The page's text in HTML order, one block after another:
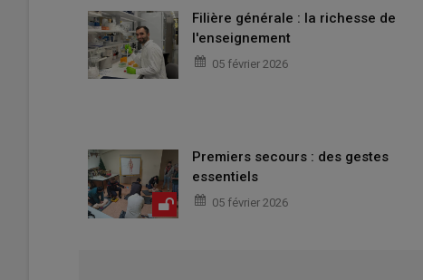
Filière générale : la richesse de
l'enseignement
05 février 2026
Premiers secours : des gestes
essentiels
05 février 2026